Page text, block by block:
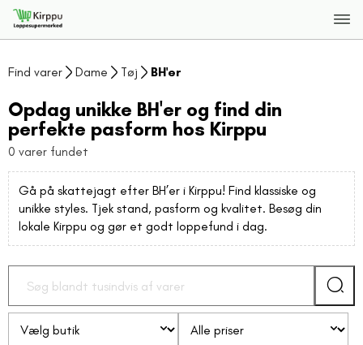
Find varer Dame Tøj BH'er
Opdag unikke BH'er og find din
perfekte pasform hos Kirppu
0 varer fundet
Gå på skattejagt efter BH’er i Kirppu! Find klassiske og
unikke styles. Tjek stand, pasform og kvalitet. Besøg din
lokale Kirppu og gør et godt loppefund i dag.